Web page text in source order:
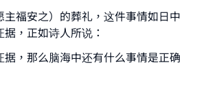
福安之）的葬礼，这件事情如日中
，正如诗人所说：
，那么脑海中还有什么事情是正确